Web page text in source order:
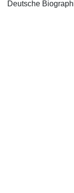
Deutsche